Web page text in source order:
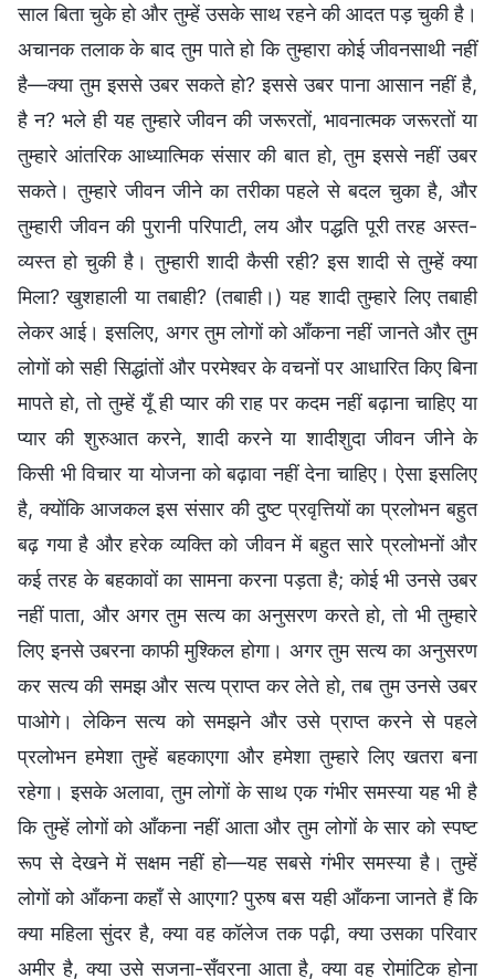
साल बिता चुके हो और तुम्हें उसके साथ रहने की आदत पड़ चुकी है।
अचानक तलाक के बाद तुम पाते हो कि तुम्हारा कोई जीवनसाथी नहीं
है—क्या तुम इससे उबर सकते हो? इससे उबर पाना आसान नहीं है,
है न? भले ही यह तुम्हारे जीवन की जरूरतों, भावनात्मक जरूरतों या
तुम्हारे आंतरिक आध्यात्मिक संसार की बात हो, तुम इससे नहीं उबर
सकते। तुम्हारे जीवन जीने का तरीका पहले से बदल चुका है, और
तुम्हारी जीवन की पुरानी परिपाटी, लय और पद्धति पूरी तरह अस्त-
व्यस्त हो चुकी है। तुम्हारी शादी कैसी रही? इस शादी से तुम्हें क्या
मिला? खुशहाली या तबाही? (तबाही।) यह शादी तुम्हारे लिए तबाही
लेकर आई। इसलिए, अगर तुम लोगों को आँकना नहीं जानते और तुम
लोगों को सही सिद्धांतों और परमेश्वर के वचनों पर आधारित किए बिना
मापते हो, तो तुम्हें यूँ ही प्यार की राह पर कदम नहीं बढ़ाना चाहिए या
प्यार की शुरुआत करने, शादी करने या शादीशुदा जीवन जीने के
किसी भी विचार या योजना को बढ़ावा नहीं देना चाहिए। ऐसा इसलिए
है, क्योंकि आजकल इस संसार की दुष्ट प्रवृत्तियों का प्रलोभन बहुत
बढ़ गया है और हरेक व्यक्ति को जीवन में बहुत सारे प्रलोभनों और
कई तरह के बहकावों का सामना करना पड़ता है; कोई भी उनसे उबर
नहीं पाता, और अगर तुम सत्य का अनुसरण करते हो, तो भी तुम्हारे
लिए इनसे उबरना काफी मुश्किल होगा। अगर तुम सत्य का अनुसरण
कर सत्य की समझ और सत्य प्राप्त कर लेते हो, तब तुम उनसे उबर
पाओगे। लेकिन सत्य को समझने और उसे प्राप्त करने से पहले
प्रलोभन हमेशा तुम्हें बहकाएगा और हमेशा तुम्हारे लिए खतरा बना
रहेगा। इसके अलावा, तुम लोगों के साथ एक गंभीर समस्या यह भी है
कि तुम्हें लोगों को आँकना नहीं आता और तुम लोगों के सार को स्पष्ट
रूप से देखने में सक्षम नहीं हो—यह सबसे गंभीर समस्या है। तुम्हें
लोगों को आँकना कहाँ से आएगा? पुरुष बस यही आँकना जानते हैं कि
क्या महिला सुंदर है, क्या वह कॉलेज तक पढ़ी, क्या उसका परिवार
अमीर है, क्या उसे सजना-सँवरना आता है, क्या वह रोमांटिक होना